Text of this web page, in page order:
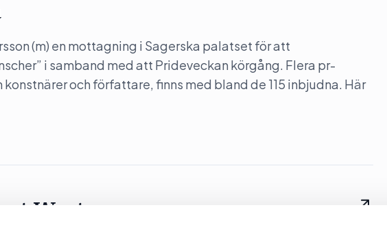
(m) en mottagning i Sagerska palatset för att
i samband med att Prideveckan körgång. Flera pr-
och författare, finns med bland de 115 inbjudna. Här
West